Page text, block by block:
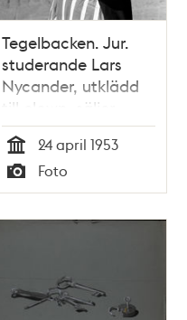
Tegelbacken. Jur.
studerande Lars
Nycander, utklädd
till clown, säljer
nyckelhäfte med
""nycklar"" till
Stockholm.
Nyckelhäftet
innehåller
Stockholms 700-års
jubileum
Tid
24 april 1953
Typ
Foto